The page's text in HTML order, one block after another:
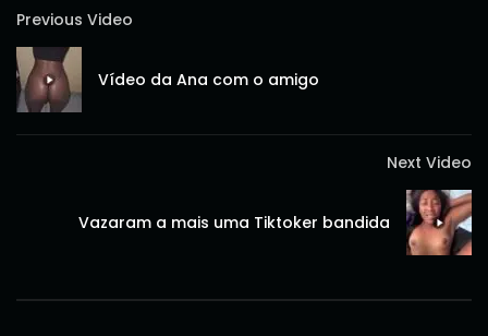
Previous Video
Vídeo da Ana com o amigo
Next Video
Vazaram a mais uma Tiktoker bandida